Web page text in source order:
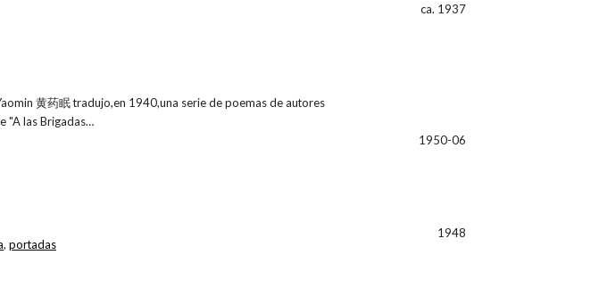
ca. 1937
黄药眠 tradujo,en 1940,una serie de poemas de autores
"A las Brigadas…
1950-06
1948
, portadas